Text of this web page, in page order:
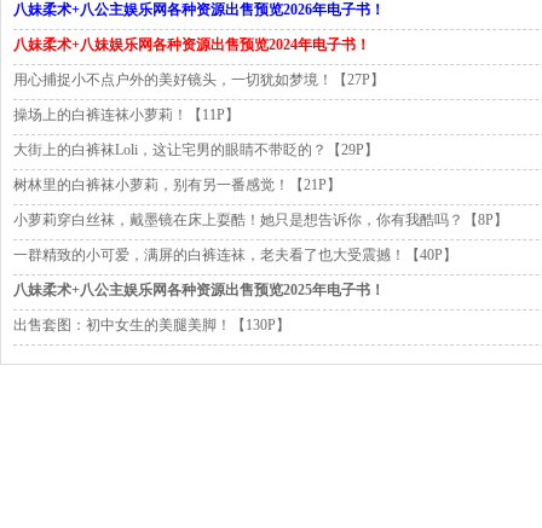
八妹柔术+八公主娱乐网各种资源出售预览2026年电子书！
八妹柔术+八妹娱乐网各种资源出售预览2024年电子书！
用心捕捉小不点户外的美好镜头，一切犹如梦境！【27P】
操场上的白裤连袜小萝莉！【11P】
大街上的白裤袜Loli，这让宅男的眼睛不带眨的？【29P】
树林里的白裤袜小萝莉，别有另一番感觉！【21P】
小萝莉穿白丝袜，戴墨镜在床上耍酷！她只是想告诉你，你有我酷吗？【8P】
一群精致的小可爱，满屏的白裤连袜，老夫看了也大受震撼！【40P】
八妹柔术+八公主娱乐网各种资源出售预览2025年电子书！
出售套图：初中女生的美腿美脚！【130P】